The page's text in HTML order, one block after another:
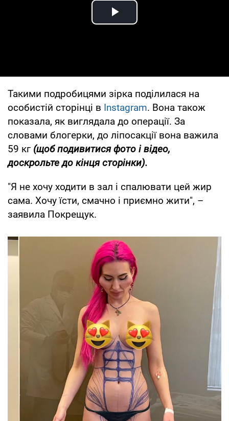
Play Video
Такими подробицями зірка поділилася на
особистій сторінці в Instagram. Вона також
показала, як виглядала до операції. За
словами блогерки, до ліпосакції вона важила
59 кг (щоб подивитися фото і відео,
доскрольте до кінця сторінки).
"Я не хочу ходити в зал і спалювати цей жир
сама. Хочу їсти, смачно і приємно жити", –
заявила Покрещук.